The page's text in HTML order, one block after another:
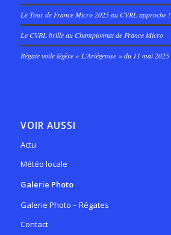
Le Tour de France Micro 2025 au CVRL approche !
Le CVRL brille au Championnat de France Micro
Régate voile légère « L’Ariégeoise » du 11 mai 2025
VOIR AUSSI
Actu
Météo locale
Galerie Photo
Galerie Photo – Régates
Contact